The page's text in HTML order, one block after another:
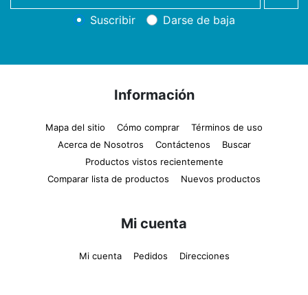
newsletter
Suscribir Darse de baja
Información
Mapa del sitio Cómo comprar
Términos de uso
Acerca de Nosotros
Contáctenos
Buscar
Productos vistos recientemente
Comparar lista de productos
Nuevos productos
Mi cuenta
Mi cuenta Pedidos Direcciones